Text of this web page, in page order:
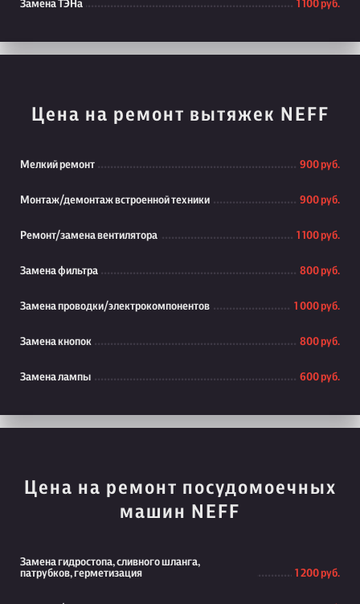
Замена ТЭНа 1 100 руб.
Цена на ремонт вытяжек NEFF
Мелкий ремонт 900 руб.
Монтаж/демонтаж встроенной техники 900 руб.
Ремонт/замена вентилятора 1 100 руб.
Замена фильтра 800 руб.
Замена проводки/электрокомпонентов 1 000 руб.
Замена кнопок 800 руб.
Замена лампы 600 руб.
Цена на ремонт посудомоечных
машин NEFF
Замена гидростопа, сливного шланга,
патрубков, герметизация
1 200 руб.